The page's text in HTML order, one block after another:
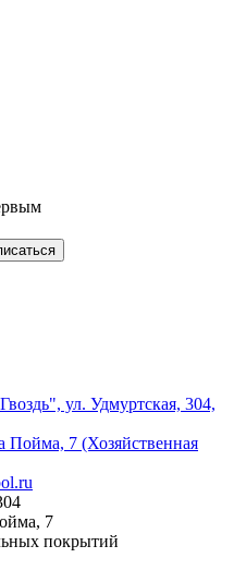
ул. Удмуртская, 304,
Пойма, 7 (Хозяйственная
7
покрытий